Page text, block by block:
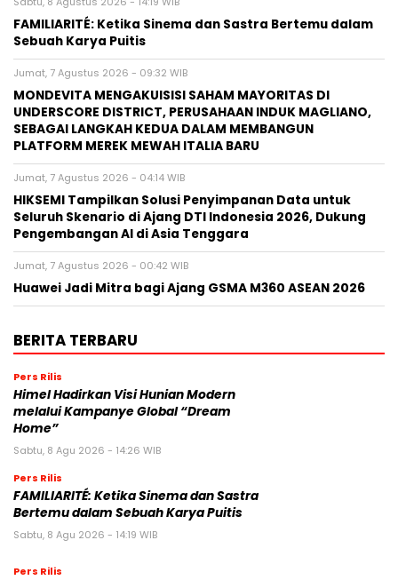
FAMILIARITÉ: Ketika Sinema dan Sastra Bertemu dalam
Sebuah Karya Puitis
Jumat, 7 Agustus 2026 - 09:32 WIB
MONDEVITA MENGAKUISISI SAHAM MAYORITAS DI
UNDERSCORE DISTRICT, PERUSAHAAN INDUK MAGLIANO,
SEBAGAI LANGKAH KEDUA DALAM MEMBANGUN
PLATFORM MEREK MEWAH ITALIA BARU
Jumat, 7 Agustus 2026 - 04:14 WIB
HIKSEMI Tampilkan Solusi Penyimpanan Data untuk
Seluruh Skenario di Ajang DTI Indonesia 2026, Dukung
Pengembangan AI di Asia Tenggara
Jumat, 7 Agustus 2026 - 00:42 WIB
Huawei Jadi Mitra bagi Ajang GSMA M360 ASEAN 2026
BERITA TERBARU
Pers Rilis
Himel Hadirkan Visi Hunian Modern
melalui Kampanye Global “Dream
Home”
Sabtu, 8 Agu 2026 - 14:26 WIB
Pers Rilis
FAMILIARITÉ: Ketika Sinema dan Sastra
Bertemu dalam Sebuah Karya Puitis
Sabtu, 8 Agu 2026 - 14:19 WIB
Pers Rilis